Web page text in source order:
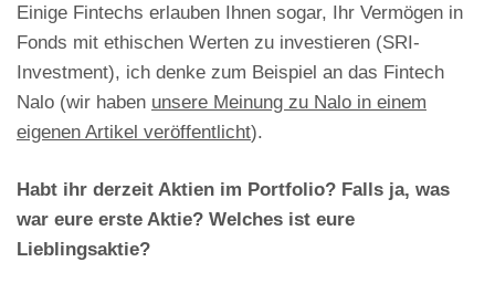
Einige Fintechs erlauben Ihnen sogar, Ihr Vermögen in
Fonds mit ethischen Werten zu investieren (SRI-
Investment), ich denke zum Beispiel an das Fintech
Nalo (wir haben unsere Meinung zu Nalo in einem
eigenen Artikel veröffentlicht).
Habt ihr derzeit Aktien im Portfolio? Falls ja, was
war eure erste Aktie? Welches ist eure
Lieblingsaktie?